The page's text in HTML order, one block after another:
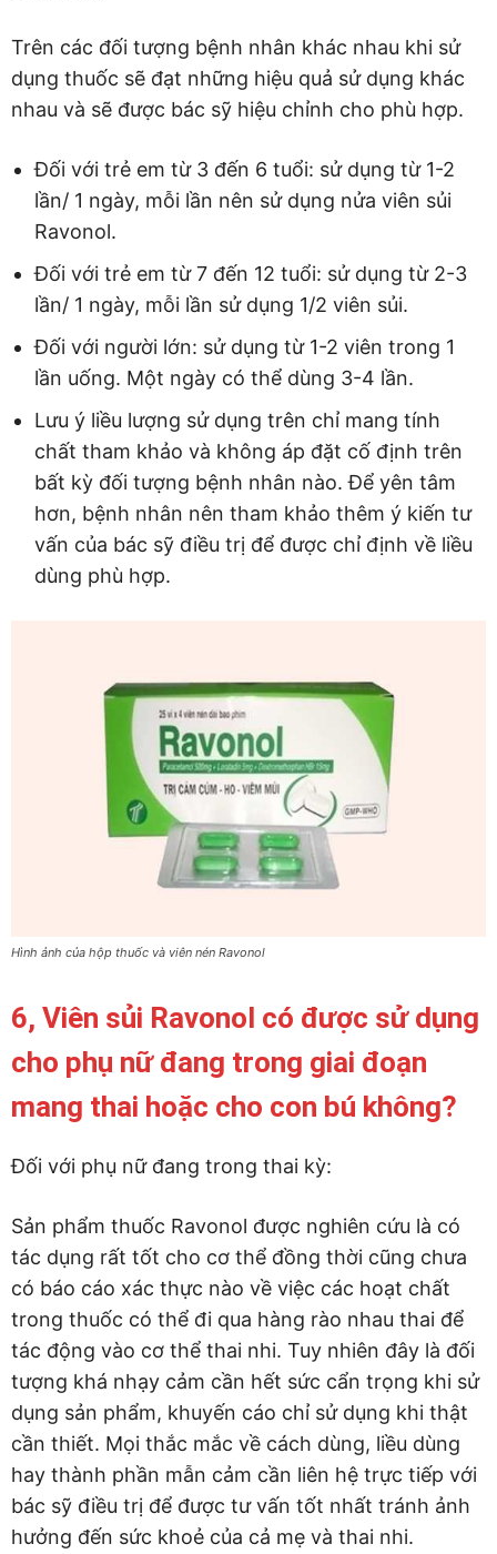
Trên các đối tượng bệnh nhân khác nhau khi sử
dụng thuốc sẽ đạt những hiệu quả sử dụng khác
nhau và sẽ được bác sỹ hiệu chỉnh cho phù hợp.
Đối với trẻ em từ 3 đến 6 tuổi: sử dụng từ 1-2
lần/ 1 ngày, mỗi lần nên sử dụng nửa viên sủi
Ravonol.
Đối với trẻ em từ 7 đến 12 tuổi: sử dụng từ 2-3
lần/ 1 ngày, mỗi lần sử dụng 1/2 viên sủi.
Đối với người lớn: sử dụng từ 1-2 viên trong 1
lần uống. Một ngày có thể dùng 3-4 lần.
Lưu ý liều lượng sử dụng trên chỉ mang tính
chất tham khảo và không áp đặt cố định trên
bất kỳ đối tượng bệnh nhân nào. Để yên tâm
hơn, bệnh nhân nên tham khảo thêm ý kiến tư
vấn của bác sỹ điều trị để được chỉ định về liều
dùng phù hợp.
Hình ảnh của hộp thuốc và viên nén Ravonol
6, Viên sủi Ravonol có được sử dụng
cho phụ nữ đang trong giai đoạn
mang thai hoặc cho con bú không?
Đối với phụ nữ đang trong thai kỳ:
Sản phẩm thuốc Ravonol được nghiên cứu là có
tác dụng rất tốt cho cơ thể đồng thời cũng chưa
có báo cáo xác thực nào về việc các hoạt chất
trong thuốc có thể đi qua hàng rào nhau thai để
tác động vào cơ thể thai nhi. Tuy nhiên đây là đối
tượng khá nhạy cảm cần hết sức cẩn trọng khi sử
dụng sản phẩm, khuyến cáo chỉ sử dụng khi thật
cần thiết. Mọi thắc mắc về cách dùng, liều dùng
hay thành phần mẫn cảm cần liên hệ trực tiếp với
bác sỹ điều trị để được tư vấn tốt nhất tránh ảnh
hưởng đến sức khoẻ của cả mẹ và thai nhi.